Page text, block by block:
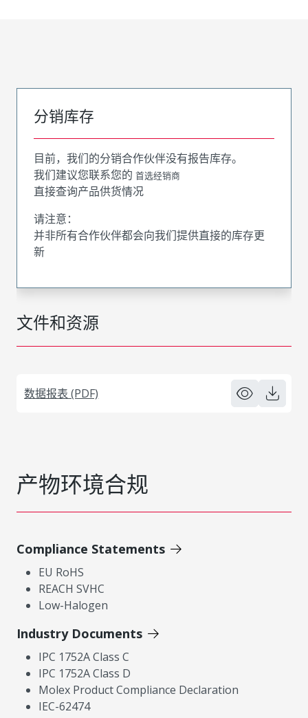
文件和资源
数据报表 (PDF)
分销库存
目前，我们的分销合作伙伴没有报告库存。
我们建议您联系您的 首选经销商
直接查询产品供货情况
请注意：
并非所有合作伙伴都会向我们提供直接的库存更
新
产物环境合规
Compliance Statements
EU RoHS
REACH SVHC
Low-Halogen
Industry Documents
IPC 1752A Class C
IPC 1752A Class D
Molex Product Compliance Declaration
IEC-62474